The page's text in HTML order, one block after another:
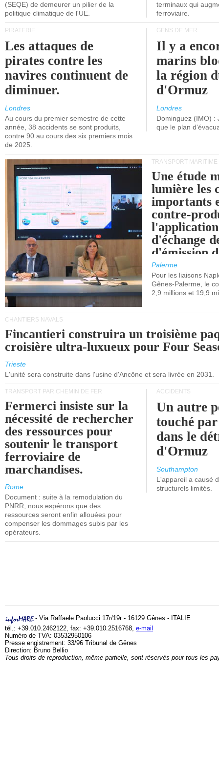
(SEQE) de demeurer un pilier de la
politique climatique de l'UE.
terminaux qui
ferroviaire.
PIRATERIE
Les attaques de
pirates contre les
navires continuent de
diminuer.
Londres
Au cours du premier semestre de cette
année, 38 accidents se sont produits,
contre 90 au cours des six premiers mois
de 2025.
GENS DE MER
Il y a
marins
la région
d'Ormuz
Londres
Dominguez (IMO) :
que le plan
TRANSPORT MARITIME
Une étude
lumière les
importants
contre-
d'échange
d'émission
(SEQE-UE)
maritimes
occidentale.
Palerme
Pour les liaisons
Gênes-Palerme, le
2,9 millions et 19,9
CHANTIERS NAVALS
Fincantieri construira un troisième
croisière ultra-luxueux pour Four
Trieste
L'unité sera construite dans l'usine d'Ancône et sera livrée en 2031.
TRANSPORT PAR CHEMIN DE FER
Fermerci insiste sur la
nécessité de rechercher
des ressources pour
soutenir le transport
ferroviaire de
marchandises.
Rome
Document : suite à la remodulation du
PNRR, nous espérons que des
ressources seront enfin allouées pour
compenser les dommages subis par les
opérateurs.
ACCIDENTS
Un autre
touché
dans le
d'Ormuz
Southampton
L'appareil a causé
structurels limités.
- Via Raffaele Paolucci 17r/19r - 16129 Gênes - ITALIE
tél.: +39.010.2462122, fax: +39.010.2516768, e-mail
Numéro de TVA: 03532950106
Presse engistrement: 33/96 Tribunal de Gênes
Direction: Bruno Bellio
Tous droits de reproduction, même partielle, sont réservés pour tous les